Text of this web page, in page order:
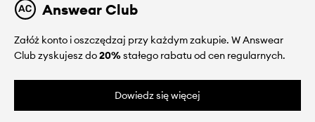
Answear Club
Załóż konto i oszczędzaj przy każdym zakupie. W Answear
Club zyskujesz do20%stałego rabatu od cen regularnych.
Dowiedz się więcej